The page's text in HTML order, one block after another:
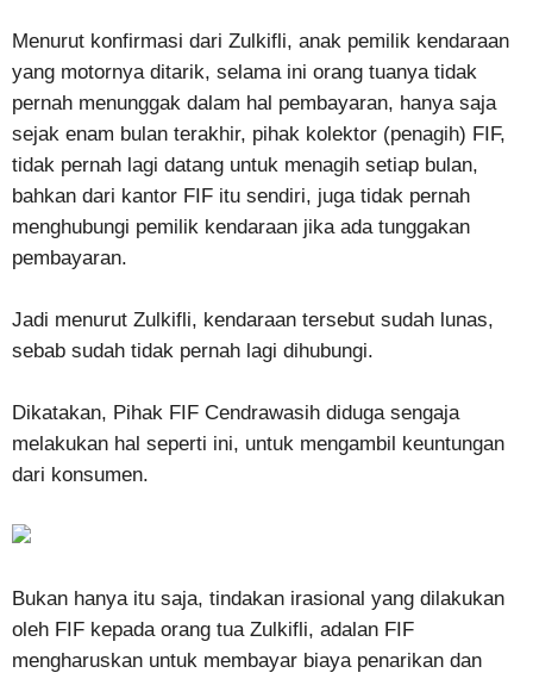
Menurut konfirmasi dari Zulkifli, anak pemilik kendaraan
yang motornya ditarik, selama ini orang tuanya tidak
pernah menunggak dalam hal pembayaran, hanya saja
sejak enam bulan terakhir, pihak kolektor (penagih) FIF,
tidak pernah lagi datang untuk menagih setiap bulan,
bahkan dari kantor FIF itu sendiri, juga tidak pernah
menghubungi pemilik kendaraan jika ada tunggakan
pembayaran.
Jadi menurut Zulkifli, kendaraan tersebut sudah lunas,
sebab sudah tidak pernah lagi dihubungi.
Dikatakan, Pihak FIF Cendrawasih diduga sengaja
melakukan hal seperti ini, untuk mengambil keuntungan
dari konsumen.
Bukan hanya itu saja, tindakan irasional yang dilakukan
oleh FIF kepada orang tua Zulkifli, adalan FIF
mengharuskan untuk membayar biaya penarikan dan